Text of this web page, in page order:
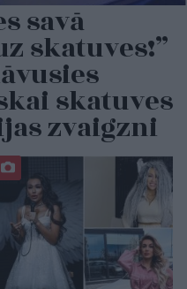
savā
skatuves!”
skatuves
zvaigzni